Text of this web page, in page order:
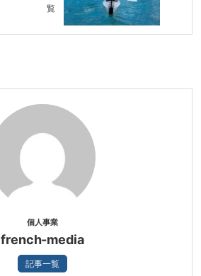
覧
個人事業
french-media
記事一覧